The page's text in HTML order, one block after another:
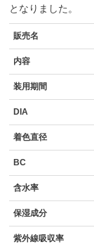
となりました。
販売名
内容
装用期間
DIA
着色直径
BC
含水率
保湿成分
紫外線吸収率